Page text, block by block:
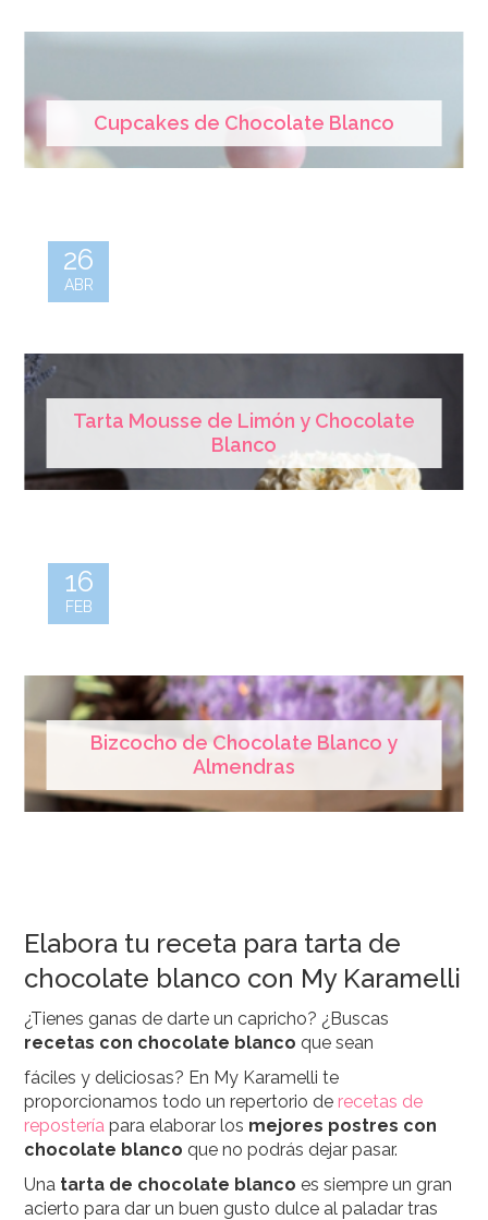
Cupcakes de Chocolate Blanco
Tarta Mousse de Limón y Chocolate
Blanco
26
ABR
Bizcocho de Chocolate Blanco y
Almendras
16
FEB
Elabora tu receta para tarta de
chocolate blanco con My Karamelli
¿Tienes ganas de darte un capricho? ¿Buscas
recetas con chocolate blanco que sean
fáciles y deliciosas? En My Karamelli te
proporcionamos todo un repertorio de recetas de
repostería para elaborar los mejores postres con
chocolate blanco que no podrás dejar pasar.
Una tarta de chocolate blanco es siempre un gran
acierto para dar un buen gusto dulce al paladar tras